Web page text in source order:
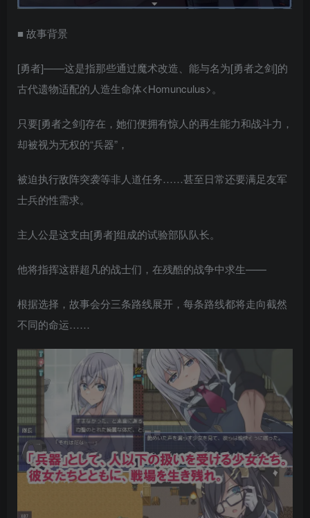
■ 故事背景
[勇者]——这是指那些通过魔术改造、能与名为[勇者之剑]的
古代遗物适配的人造生命体<Homunculus>。
只要[勇者之剑]存在，她们便拥有惊人的再生能力和战斗力，
却被视为无权的“兵器”，
被迫执行敌阵突袭等非人道任务……甚至日常还要满足友军
士兵的性需求。
主人公是这支由[勇者]组成的试验部队队长。
他将指挥这群超凡的战士们，在残酷的战争中求生——
根据选择，故事会分三条路线展开，每条路线都将走向截然
不同的命运……